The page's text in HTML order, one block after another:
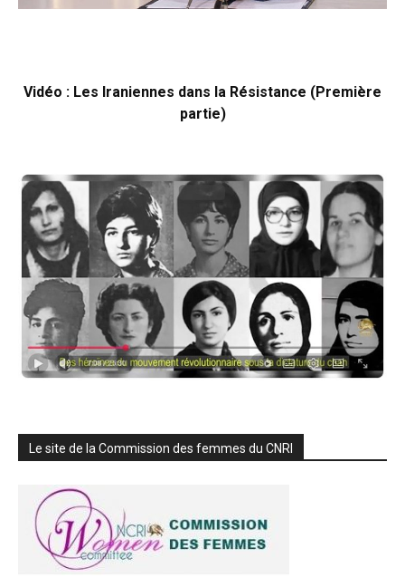
Vidéo : Les Iraniennes dans la Résistance (Première
partie)
Le site de la Commission des femmes du CNRI